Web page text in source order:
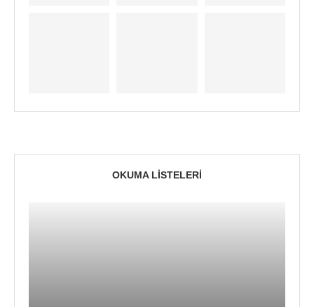
OKUMA LISTELERI